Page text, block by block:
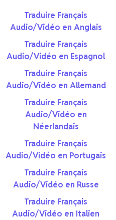
Traduire Français
Audio/Vidéo en Anglais
Traduire Français
Audio/Vidéo en Espagnol
Traduire Français
Audio/Vidéo en Allemand
Traduire Français
Audio/Vidéo en
Néerlandais
Traduire Français
Audio/Vidéo en Portugais
Traduire Français
Audio/Vidéo en Russe
Traduire Français
Audio/Vidéo en Italien